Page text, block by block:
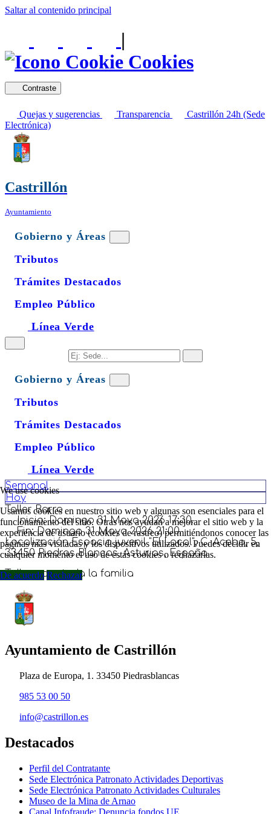
Saltar al contenido principal
|
Cookies
Contraste
Quejas y sugerencias Transparencia
Castrillón 24h (Sede
Electrónica)
Castrillón
Ayuntamiento
Gobierno y Áreas
Tributos
Trámites Destacados
Empleo Público
Línea Verde
Gobierno y Áreas
Tributos
Trámites Destacados
Empleo Público
Línea Verde
Semanal
Hoy
Taller Barro
Inicio:Domingo 31 Mayo 2026 17:30.
Fin:Domingo 31 Mayo 2026 21:00.
LocalizaciónEspacio juvenil "El Local", C. Acebo, 5,
33450 Piedras Blancas, Asturias, España
Taller para toda la familia
Ayuntamiento de Castrillón
Plaza de Europa, 1. 33450 Piedrasblancas
985 53 00 50
info@castrillon.es
Destacados
Perfil del Contratante
Sede Electrónica Patronato Actividades Deportivas
Sede Electrónica Patronato Actividades Culturales
Museo de la Mina de Arnao
We use cookies
Usamos cookies en nuestro sitio web y algunas son esenciales para el
funcionamiento del sitio. Otras nos ayudan a mejorar el sitio web y la
experiencia de usuario (cookies de rastreo) permitiéndonos conocer las
páginas más visitadas y los dispositivos utilizados. Puedes decidir en
cualquier momento el uso de estás cookies o rechazarlas.
De acuerdo Rechazar